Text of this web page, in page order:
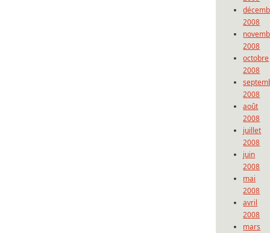
2008
2008
octobre
2008
2008
août
2008
juillet
2008
juin
2008
mai
2008
avril
2008
mars